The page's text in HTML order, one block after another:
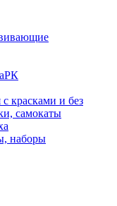
красками и без
самокаты
наборы